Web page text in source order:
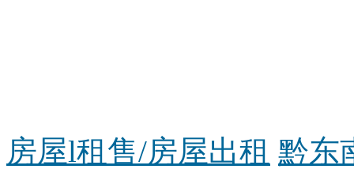
房屋l租售/房屋出租 黔东